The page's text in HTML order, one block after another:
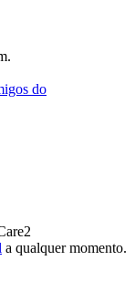
do
a qualquer momento.